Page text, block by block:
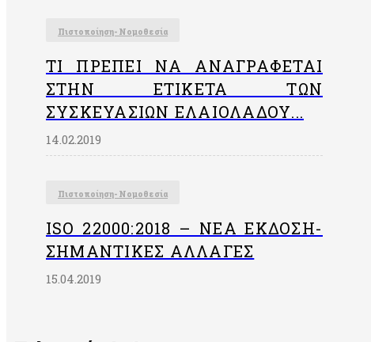
Πιστοποίηση- Νομοθεσία
ΤΙ ΠΡΈΠΕΙ ΝΑ ΑΝΑΓΡΆΦΕΤΑΙ
ΣΤΗΝ EΤΙΚΈΤΑ ΤΩΝ
ΣΥΣΚΕΥΑΣΙΏΝ ΕΛΑΙΟΛΆΔΟΥ...
14.02.2019
Πιστοποίηση- Νομοθεσία
ISO 22000:2018 – ΝΈΑ ΈΚΔΟΣΗ-
ΣΗΜΑΝΤΙΚΈΣ ΑΛΛΑΓΈΣ
15.04.2019